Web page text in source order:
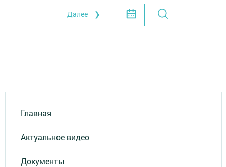
Далее ❯
Главная
Актуальное видео
Документы